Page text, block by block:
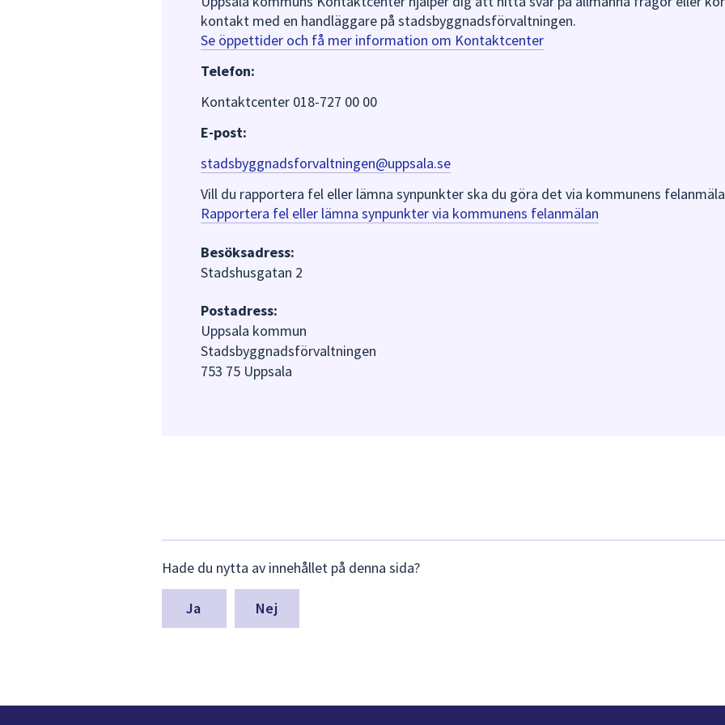
kontakt med en handläggare på stadsbyggnadsförvaltningen.
Se öppettider och få mer information om Kontaktcenter
Telefon:
Kontaktcenter 018-727 00 00
E-post:
stadsbyggnadsforvaltningen@uppsala.se
Vill du rapportera fel eller lämna synpunkter ska du göra det via kommunens
Rapportera fel eller lämna synpunkter via kommunens felanmälan
Besöksadress:
Stadshusgatan 2
Postadress:
Uppsala kommun
Stadsbyggnadsförvaltningen
753 75 Uppsala
synpunkter
för
denna
Hade du nytta av innehållet på denna sida?
Nej